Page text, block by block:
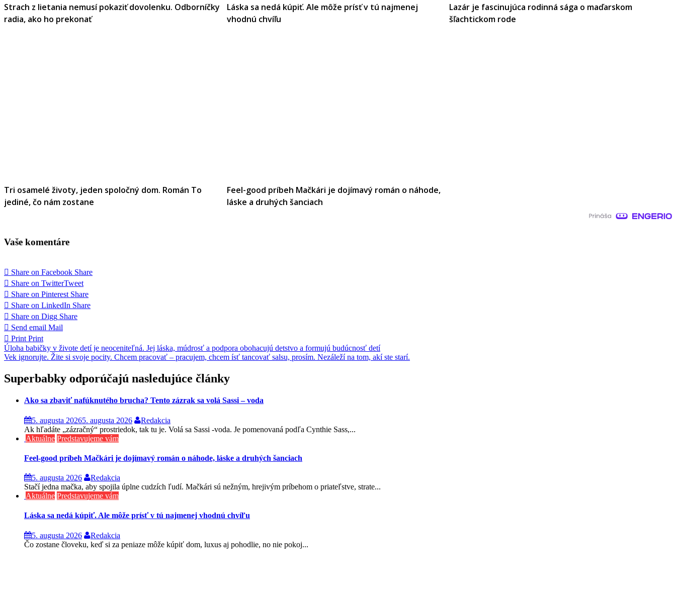
Strach z lietania nemusí pokaziť dovolenku. Odborníčky
radia, ako ho prekonať
Láska sa nedá kúpiť. Ale môže prísť v tú najmenej
vhodnú chvíľu
Lazár je fascinujúca rodinná sága o maďarskom
šľachtickom rode
Tri osamelé životy, jeden spoločný dom. Román To
jediné, čo nám zostane
Feel-good príbeh Mačkári je dojímavý román o náhode,
láske a druhých šanciach
Vaše komentáre
Share on Facebook Share
Share on TwitterTweet
Share on Pinterest Share
Share on LinkedIn Share
Share on Digg Share
Send email Mail
Print Print
Navigácia
v
článku
Úloha babičky v živote detí je neoceniteľná. Jej láska, múdrosť a podpora obohacujú detstvo a formujú budúcnosť detí
Vek ignorujte. Žite si svoje pocity. Chcem pracovať – pracujem, chcem ísť tancovať salsu, prosím. Nezáleží na tom, akí ste starí.
Superbabky odporúčajú nasledujúce články
Ako sa zbaviť nafúknutého brucha? Tento zázrak sa volá Sassi – voda
5. augusta 20265. augusta 2026
Redakcia
Ak hľadáte „zázračný“ prostriedok, tak tu je. Volá sa Sassi -voda. Je pomenovaná podľa Cynthie Sass,...
Aktuálne Predstavujeme vám
Feel-good príbeh Mačkári je dojímavý román o náhode, láske a druhých šanciach
5. augusta 2026
Redakcia
Stačí jedna mačka, aby spojila úplne cudzích ľudí. Mačkári sú nežným, hrejivým príbehom o priateľstve, strate...
Aktuálne Predstavujeme vám
Láska sa nedá kúpiť. Ale môže prísť v tú najmenej vhodnú chvíľu
5. augusta 2026
Redakcia
Čo zostane človeku, keď si za peniaze môže kúpiť dom, luxus aj pohodlie, no nie pokoj...